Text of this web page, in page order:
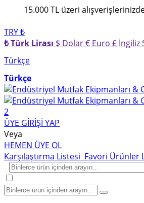
15.000 TL üzeri
TRY ₺
₺ Türk Lirası $ Dolar€ Euro £ İngiliz
Türkçe
Türkçe
2
ÜYE GİRİŞİ YAP
Veya
HEMEN ÜYE OL
Karşılaştırma Listesi Favori Ürünler